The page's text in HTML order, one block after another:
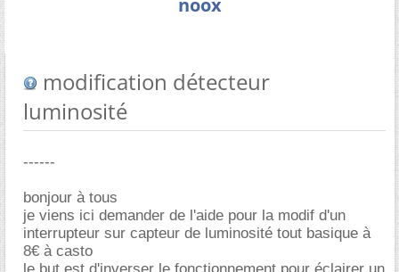
noox
modification détecteur
luminosité
------
bonjour à tous
je viens ici demander de l'aide pour la modif d'un
interrupteur sur capteur de luminosité tout basique à
8€ à casto